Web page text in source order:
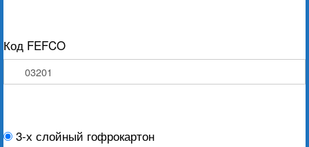
Код FEFCO
3-х слойный гофрокартон